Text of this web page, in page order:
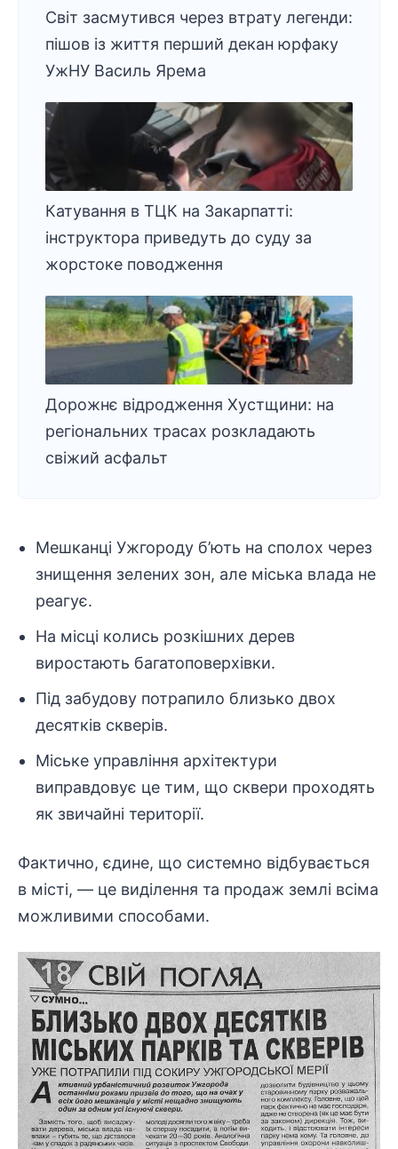
Світ засмутився через втрату легенди:
пішов із життя перший декан юрфаку
УжНУ Василь Ярема
Катування в ТЦК на Закарпатті:
інструктора приведуть до суду за
жорстоке поводження
Дорожнє відродження Хустщини: на
регіональних трасах розкладають
свіжий асфальт
Мешканці Ужгороду б’ють на сполох через
знищення зелених зон, але міська влада не
реагує.
На місці колись розкішних дерев
виростають багатоповерхівки.
Під забудову потрапило близько двох
десятків скверів.
Міське управління архітектури
виправдовує це тим, що сквери проходять
як звичайні території.
Фактично, єдине, що системно відбувається
в місті, — це виділення та продаж землі всіма
можливими способами.